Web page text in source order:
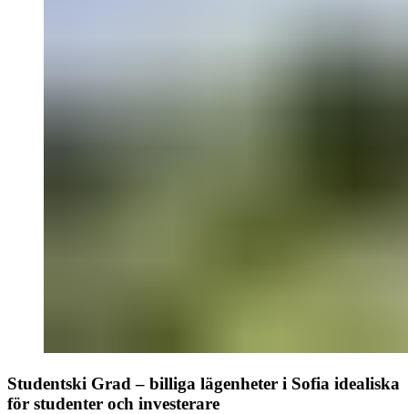
Studentski Grad – billiga lägenheter i Sofia idealiska
för studenter och investerare